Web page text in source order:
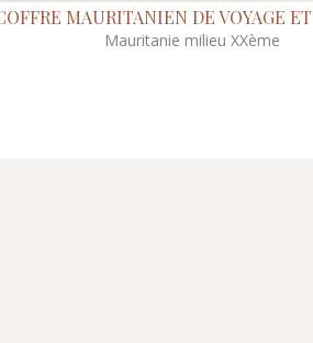
MAURITANIEN DE VOYAGE
Mauritanie milieu XXème